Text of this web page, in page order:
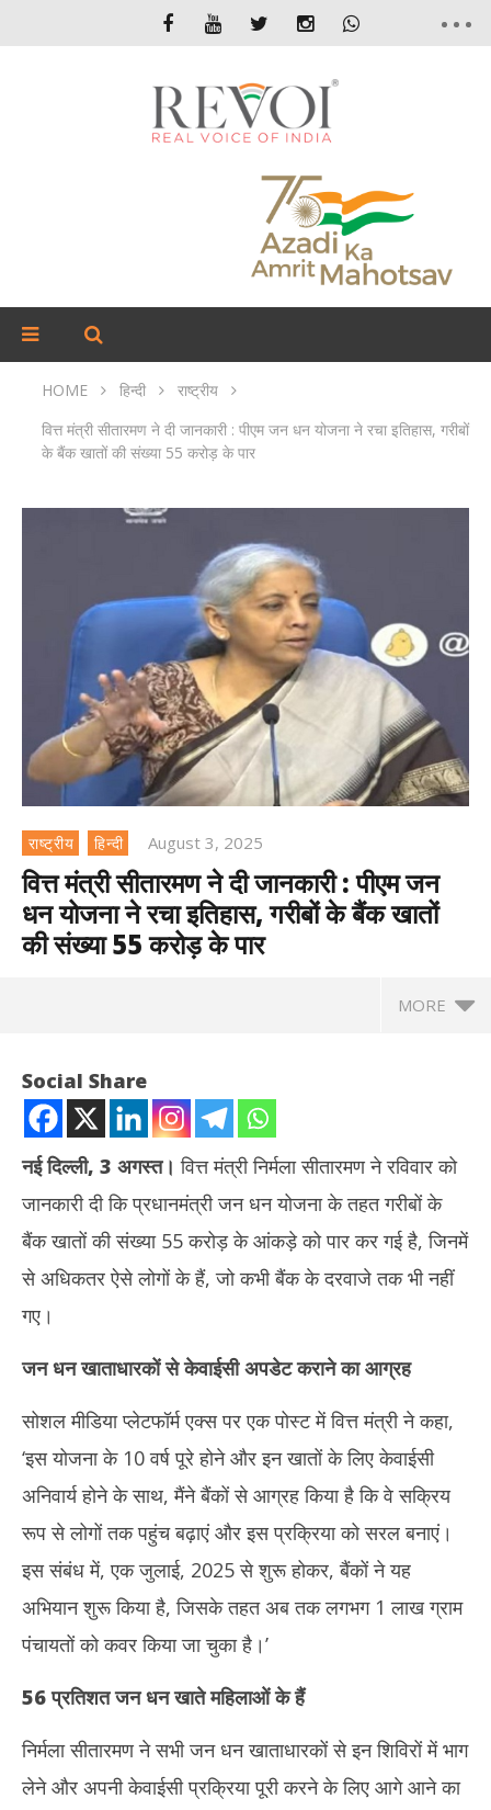
HOME हिन्दी
राष्ट्रीय
वित्त मंत्री सीतारमण ने दी जानकारी : पीएम जन धन योजना ने रचा इतिहास, गरीबों
के बैंक खातों की संख्या 55 करोड़ के पार
राष्ट्रीय हिन्दी August 3, 2025
वित्त मंत्री सीतारमण ने दी जानकारी : पीएम जन
धन योजना ने रचा इतिहास, गरीबों के बैंक खातों
की संख्या 55 करोड़ के पार
MORE
वित्त मंत्री सीतारमण ने दी जानकारी : पीएम जन धन योजना ने रचा इतिहास, गरीबों
August
3,
Social Share
नई दिल्ली, 3 अगस्त। वित्त मंत्री निर्मला सीतारमण ने रविवार को
जानकारी दी कि प्रधानमंत्री जन धन योजना के तहत गरीबों के
बैंक खातों की संख्या 55 करोड़ के आंकड़े को पार कर गई है, जिनमें
से अधिकतर ऐसे लोगों के हैं, जो कभी बैंक के दरवाजे तक भी नहीं
गए।
जन धन खाताधारकों से केवाईसी अपडेट कराने का आग्रह
सोशल मीडिया प्लेटफॉर्म एक्स पर एक पोस्ट में वित्त मंत्री ने कहा,
‘इस योजना के 10 वर्ष पूरे होने और इन खातों के लिए केवाईसी
अनिवार्य होने के साथ, मैंने बैंकों से आग्रह किया है कि वे सक्रिय
रूप से लोगों तक पहुंच बढ़ाएं और इस प्रक्रिया को सरल बनाएं।
इस संबंध में, एक जुलाई, 2025 से शुरू होकर, बैंकों ने यह
अभियान शुरू किया है, जिसके तहत अब तक लगभग 1 लाख ग्राम
पंचायतों को कवर किया जा चुका है।’
56प्रतिशत जन धन खाते महिलाओं के हैं
निर्मला सीतारमण ने सभी जन धन खाताधारकों से इन शिविरों में भाग
लेने और अपनी केवाईसी प्रक्रिया पूरी करने के लिए आगे आने का